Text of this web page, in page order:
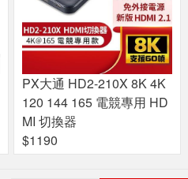
PX大通 HD2-210X 8K 4K
120 144 165 電競專用 HD
MI 切換器
$1190